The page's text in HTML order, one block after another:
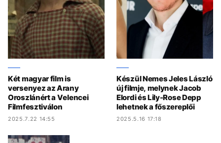
Két magyar film is
versenyez az Arany
Oroszlánért a Velencei
Filmfesztiválon
2025.7.22 14:55
Készül Nemes Jeles László
új filmje, melynek Jacob
Elordi és Lily-Rose Depp
lehetnek a főszereplői
2025.5.16 17:18